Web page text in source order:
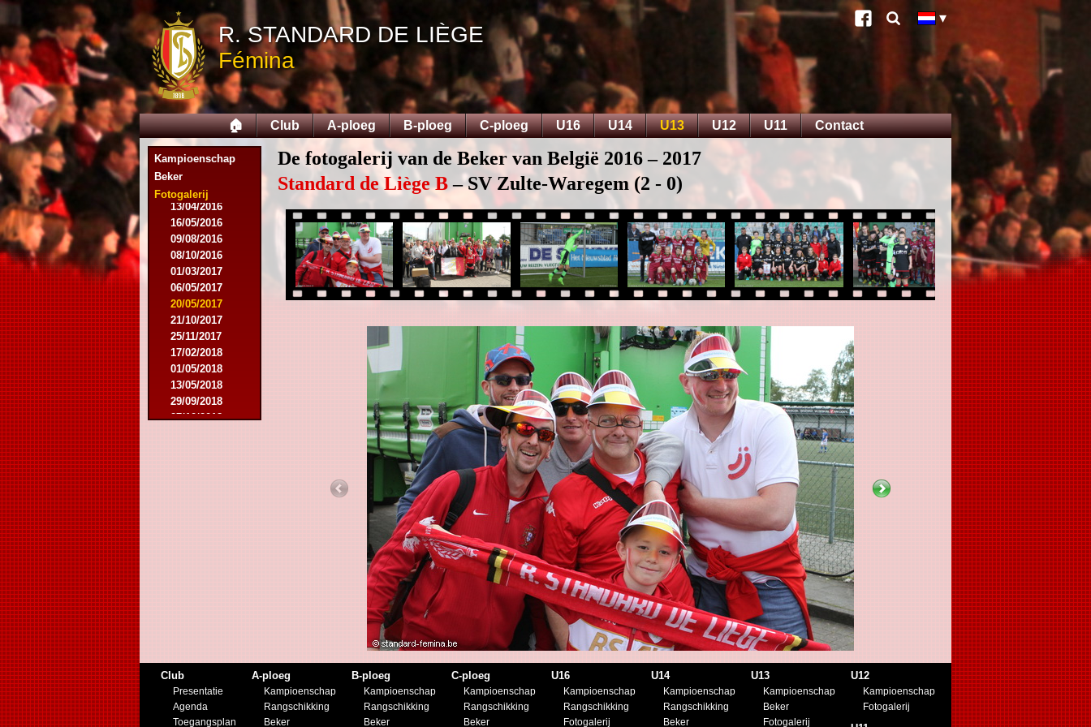
R. STANDARD DE LIÈGE
Fémina
🏠 Club A-ploeg B-ploeg C-ploeg U16 U14 U13 U12 U11 Contact
Kampioenschap
Beker
Fotogalerij
07/03/2015
14/03/2015
18/03/2015
28/03/2015
25/04/2015
14/05/2015
12/09/2015
26/09/2015
03/10/2015
28/11/2015
09/03/2016
09/04/2016
13/04/2016
16/05/2016
09/08/2016
08/10/2016
01/03/2017
06/05/2017
20/05/2017
21/10/2017
25/11/2017
17/02/2018
01/05/2018
13/05/2018
29/09/2018
27/10/2018
De fotogalerij van de Beker van België 2016 – 2017
Standard de Liège B– SV Zulte-Waregem (2 - 0)
Club
Presentatie
Agenda
Toegangsplan
A-ploeg
Kampioenschap
Rangschikking
Beker
B-ploeg
Kampioenschap
Rangschikking
Beker
C-ploeg
Kampioenschap
Rangschikking
Beker
U16
Kampioenschap
Rangschikking
Fotogalerij
U14
Kampioenschap
Rangschikking
Beker
U13
Kampioenschap
Beker
Fotogalerij
U12
Kampioenschap
Fotogalerij